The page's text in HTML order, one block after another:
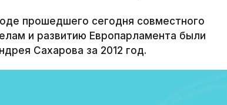
прошедшего сегодня совместного
и развитию Европарламента были
Сахарова за 2012 год.